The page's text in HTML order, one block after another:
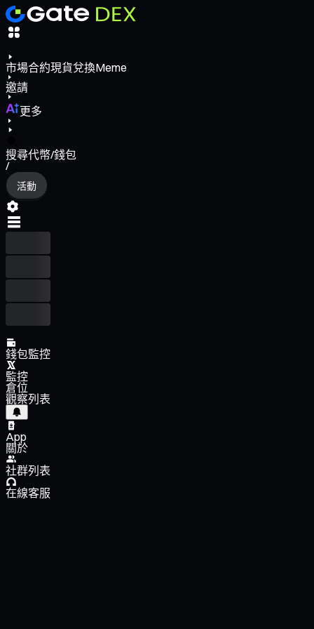
市場合約現貨兌換Meme
邀請
更多
搜尋代幣/錢包
/
活動
錢包監控
監控
倉位
觀察列表
App
關於
社群列表
在線客服